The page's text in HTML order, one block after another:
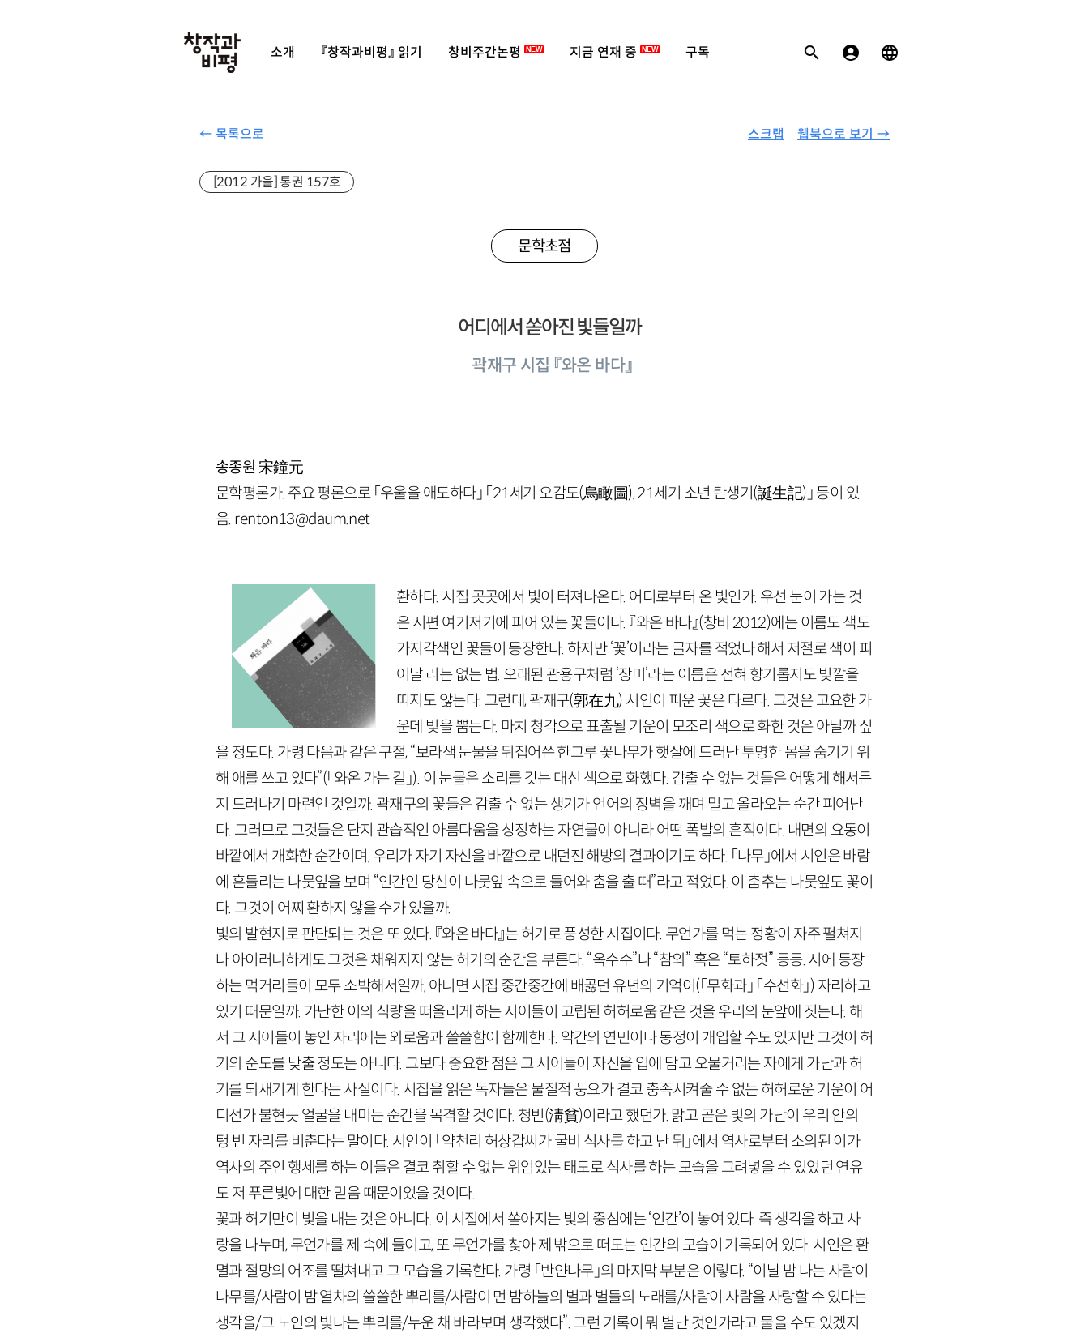
소개 『창작과비평』 읽기 창비주간논평 NEW 지금 연재 중 NEW 구독
← 목록으로 웹북으로 보기 →
스크랩
[2012 가을] 통권 157호
문학초점
어디에서 쏟아진 빛들일까
곽재구 시집 『와온 바다』
송종원 宋鐘元
문학평론가. 주요 평론으로 「우울을 애도하다」 「21세기 오감도(烏瞰圖), 21세기 소년 탄생기(誕生記)」 등이 있
음. renton13@daum.net
환하다. 시집 곳곳에서 빛이 터져나온다. 어디로부터 온 빛인가. 우선 눈이 가는 것
은 시편 여기저기에 피어 있는 꽃들이다. 『와온 바다』(창비 2012)에는 이름도 색도
가지각색인 꽃들이 등장한다. 하지만 ‘꽃’이라는 글자를 적었다 해서 저절로 색이 피
어날 리는 없는 법. 오래된 관용구처럼 ‘장미’라는 이름은 전혀 향기롭지도 빛깔을
띠지도 않는다. 그런데, 곽재구(郭在九) 시인이 피운 꽃은 다르다. 그것은 고요한 가
운데 빛을 뿜는다. 마치 청각으로 표출될 기운이 모조리 색으로 화한 것은 아닐까 싶
을 정도다. 가령 다음과 같은 구절, “보라색 눈물을 뒤집어쓴 한그루 꽃나무가 햇살에 드러난 투명한 몸을 숨기기 위
해 애를 쓰고 있다”(「와온 가는 길」). 이 눈물은 소리를 갖는 대신 색으로 화했다. 감출 수 없는 것들은 어떻게 해서든
지 드러나기 마련인 것일까. 곽재구의 꽃들은 감출 수 없는 생기가 언어의 장벽을 깨며 밀고 올라오는 순간 피어난
다. 그러므로 그것들은 단지 관습적인 아름다움을 상징하는 자연물이 아니라 어떤 폭발의 흔적이다. 내면의 요동이
바깥에서 개화한 순간이며, 우리가 자기 자신을 바깥으로 내던진 해방의 결과이기도 하다. 「나무」에서 시인은 바람
에 흔들리는 나뭇잎을 보며 “인간인 당신이 나뭇잎 속으로 들어와 춤을 출 때”라고 적었다. 이 춤추는 나뭇잎도 꽃이
다. 그것이 어찌 환하지 않을 수가 있을까.
빛의 발현지로 판단되는 것은 또 있다. 『와온 바다』는 허기로 풍성한 시집이다. 무언가를 먹는 정황이 자주 펼쳐지
나 아이러니하게도 그것은 채워지지 않는 허기의 순간을 부른다. “옥수수”나 “참외” 혹은 “토하젓” 등등. 시에 등장
하는 먹거리들이 모두 소박해서일까, 아니면 시집 중간중간에 배곯던 유년의 기억이 (「무화과」 「수선화」) 자리하고
있기 때문일까. 가난한 이의 식량을 떠올리게 하는 시어들이 고립된 허허로움 같은 것을 우리의 눈앞에 짓는다. 해
서 그 시어들이 놓인 자리에는 외로움과 쓸쓸함이 함께한다. 약간의 연민이나 동정이 개입할 수도 있지만 그것이 허
기의 순도를 낮출 정도는 아니다. 그보다 중요한 점은 그 시어들이 자신을 입에 담고 오물거리는 자에게 가난과 허
기를 되새기게 한다는 사실이다. 시집을 읽은 독자들은 물질적 풍요가 결코 충족시켜줄 수 없는 허허로운 기운이 어
디선가 불현듯 얼굴을 내미는 순간을 목격할 것이다. 청빈(淸貧)이라고 했던가. 맑고 곧은 빛의 가난이 우리 안의
텅 빈 자리를 비춘다는 말이다. 시인이 「약천리 허상갑씨가 굴비 식사를 하고 난 뒤」에서 역사로부터 소외된 이가
역사의 주인 행세를 하는 이들은 결코 취할 수 없는 위엄있는 태도로 식사를 하는 모습을 그려넣을 수 있었던 연유
도 저 푸른빛에 대한 믿음 때문이었을 것이다.
꽃과 허기만이 빛을 내는 것은 아니다. 이 시집에서 쏟아지는 빛의 중심에는 ‘인간’이 놓여 있다. 즉 생각을 하고 사
랑을 나누며, 무언가를 제 속에 들이고, 또 무언가를 찾아 제 밖으로 떠도는 인간의 모습이 기록되어 있다. 시인은 환
멸과 절망의 어조를 떨쳐내고 그 모습을 기록한다. 가령 「반얀나무」의 마지막 부분은 이렇다. “이날 밤 나는 사람이
나무를/사람이 밤 열차의 쓸쓸한 뿌리를/사람이 먼 밤하늘의 별과 별들의 노래를/사람이 사람을 사랑할 수 있다는
생각을/그 노인의 빛나는 뿌리를/누운 채 바라보며 생각했다”. 그런 기록이 뭐 별난 것인가라고 물을 수도 있겠지